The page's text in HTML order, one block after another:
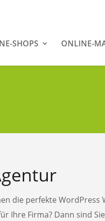
SHOPS ONLINE-
die perfekte WordPress
Ihre Firma? Dann sind